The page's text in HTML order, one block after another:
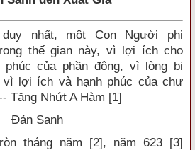
nhất, một Con Người phi
thế gian này, vì lợi ích cho
phúc của phần đông, vì lòng bi
lợi ích và hạnh phúc của chư
Tăng Nhứt A Hàm [1]
Đản Sanh
tháng năm [2], năm 623 [3]